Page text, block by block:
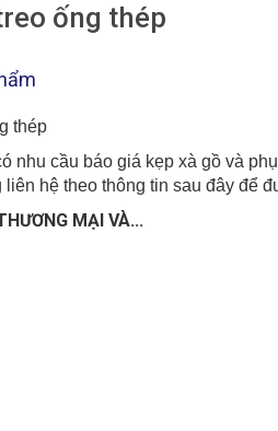
ống thép
thép
nhu cầu báo giá kẹp xà gồ và
liên hệ theo thông tin sau đây để
MẠI VÀ...